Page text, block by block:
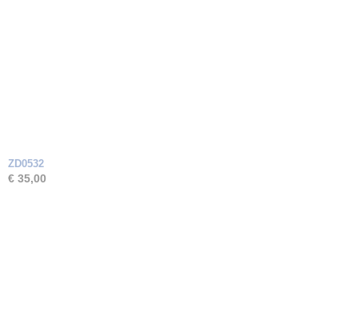
ZD0532
€ 35,00